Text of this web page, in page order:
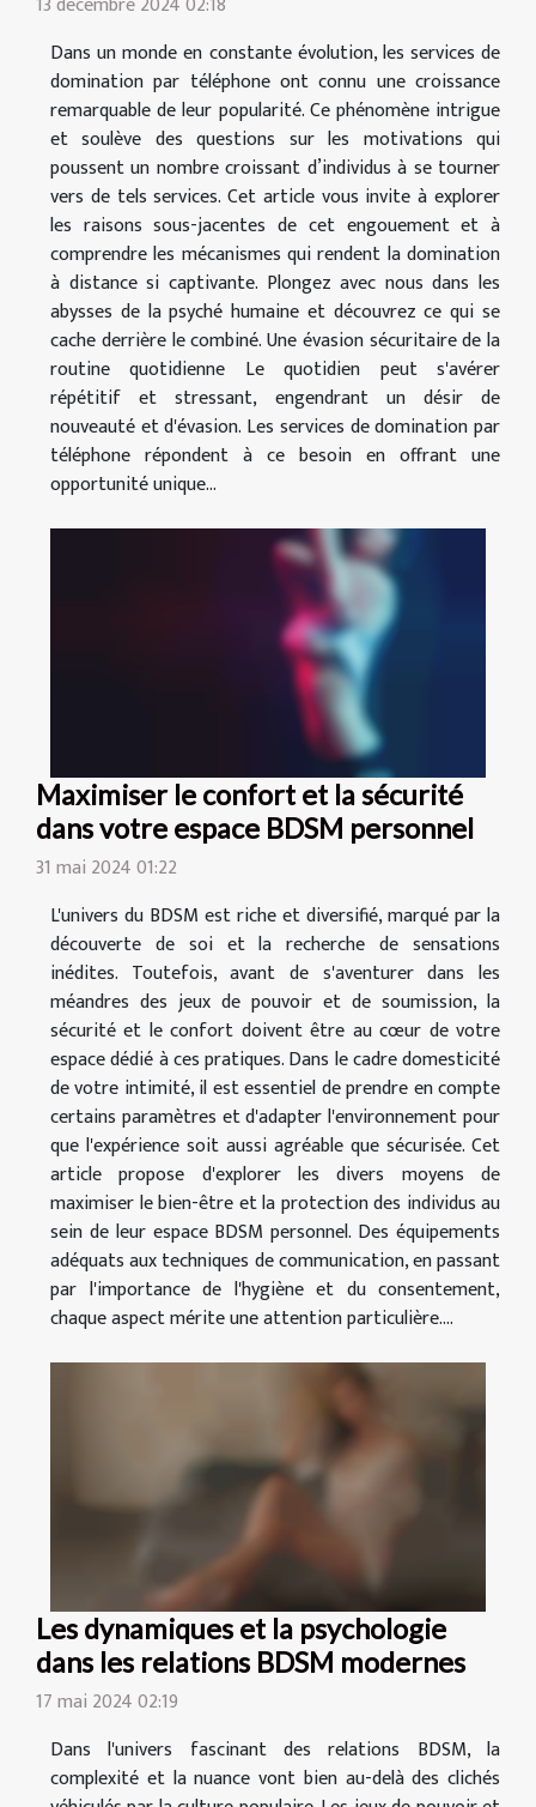
Dans un monde en constante évolution, les services de
domination par téléphone ont connu une croissance
remarquable de leur popularité. Ce phénomène intrigue
et soulève des questions sur les motivations qui
poussent un nombre croissant d’individus à se tourner
vers de tels services. Cet article vous invite à explorer
les raisons sous-jacentes de cet engouement et à
comprendre les mécanismes qui rendent la domination
à distance si captivante. Plongez avec nous dans les
abysses de la psyché humaine et découvrez ce qui se
cache derrière le combiné. Une évasion sécuritaire de la
routine quotidienne Le quotidien peut s'avérer
répétitif et stressant, engendrant un désir de
nouveauté et d'évasion. Les services de domination par
téléphone répondent à ce besoin en offrant une
opportunité unique...
Maximiser le confort et la sécurité
dans votre espace BDSM personnel
31 mai 2024 01:22
L'univers du BDSM est riche et diversifié, marqué par la
découverte de soi et la recherche de sensations
inédites. Toutefois, avant de s'aventurer dans les
méandres des jeux de pouvoir et de soumission, la
sécurité et le confort doivent être au cœur de votre
espace dédié à ces pratiques. Dans le cadre domesticité
de votre intimité, il est essentiel de prendre en compte
certains paramètres et d'adapter l'environnement pour
que l'expérience soit aussi agréable que sécurisée. Cet
article propose d'explorer les divers moyens de
maximiser le bien-être et la protection des individus au
sein de leur espace BDSM personnel. Des équipements
adéquats aux techniques de communication, en passant
par l'importance de l'hygiène et du consentement,
chaque aspect mérite une attention particulière....
Les dynamiques et la psychologie
dans les relations BDSM modernes
17 mai 2024 02:19
Dans l'univers fascinant des relations BDSM, la
complexité et la nuance vont bien au-delà des clichés